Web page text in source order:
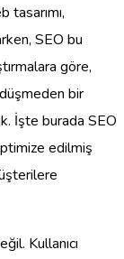
tasarımı,
SEO bu
göre,
düşmeden bir
İşte burada SEO
edilmiş
Kullanıcı